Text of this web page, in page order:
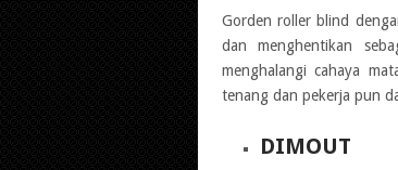
Gorden roller blind
dan menghentikan
menghalangi cahaya
tenang dan pekerja pun
DIMOUT